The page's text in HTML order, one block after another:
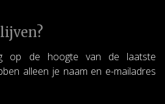
op de hoogte van de laatste
alleen je naam en e-mailadres